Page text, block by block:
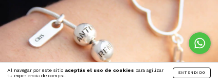
Al navegar por este sitio aceptás el uso de cookies para agilizar
tu experiencia de compra.
ENTENDIDO